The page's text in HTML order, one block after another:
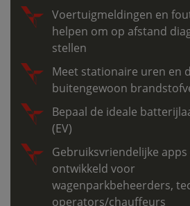
Voertuigmeldingen en
helpen om op afstand
stellen
Meet stationaire uren en
buitengewoon
Bepaal de ideale
(EV)
Gebruiksvriendelijke apps
ontwikkeld voor
wagenparkbeheerders,
operators/chauffeurs